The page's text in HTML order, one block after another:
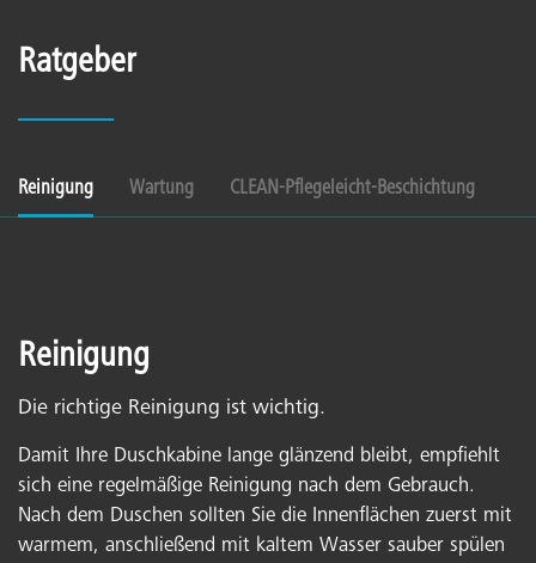
Ratgeber
Reinigung Wartung CLEAN-Pflegeleicht-Beschichtung
Reinigung
Die richtige Reinigung ist wichtig.
Damit Ihre Duschkabine lange glänzend bleibt, empfiehlt
sich eine regelmäßige Reinigung nach dem Gebrauch.
Nach dem Duschen sollten Sie die Innenflächen zuerst mit
warmem, anschließend mit kaltem Wasser sauber spülen